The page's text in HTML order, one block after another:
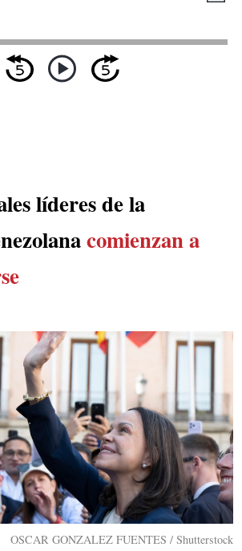
líderes de la
comienzan a
OSCAR GONZALEZ FUENTES / Shutterstock